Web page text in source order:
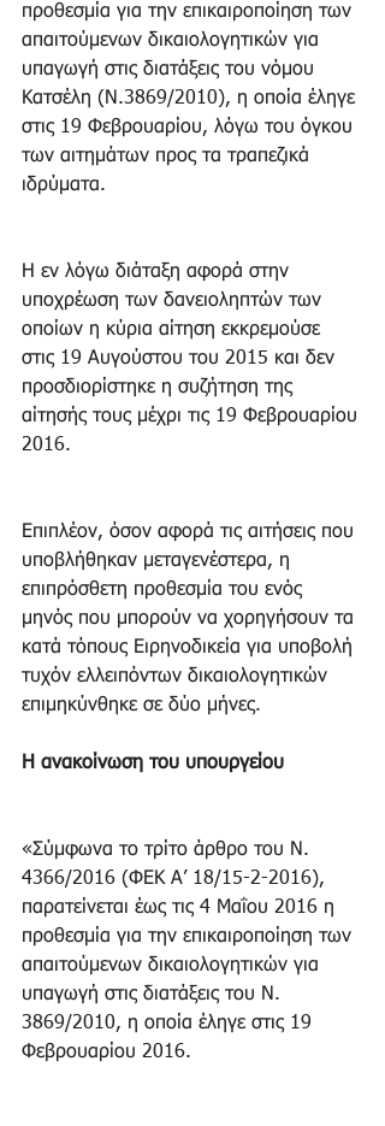
προθεσμία για την επικαιροποίηση των
απαιτούμενων δικαιολογητικών για
υπαγωγή στις διατάξεις του νόμου
Κατσέλη (Ν.3869/2010), η οποία έληγε
στις 19 Φεβρουαρίου, λόγω του όγκου
των αιτημάτων προς τα τραπεζικά
ιδρύματα.
Η εν λόγω διάταξη αφορά στην
υποχρέωση των δανειοληπτών των
οποίων η κύρια αίτηση εκκρεμούσε
στις 19 Αυγούστου του 2015 και δεν
προσδιορίστηκε η συζήτηση της
αίτησής τους μέχρι τις 19 Φεβρουαρίου
2016.
Επιπλέον, όσον αφορά τις αιτήσεις που
υποβλήθηκαν μεταγενέστερα, η
επιπρόσθετη προθεσμία του ενός
μηνός που μπορούν να χορηγήσουν τα
κατά τόπους Ειρηνοδικεία για υποβολή
τυχόν ελλειπόντων δικαιολογητικών
επιμηκύνθηκε σε δύο μήνες.
Η ανακοίνωση του υπουργείου
«Σύμφωνα το τρίτο άρθρο του Ν.
4366/2016 (ΦΕΚ Α’ 18/15-2-2016),
παρατείνεται έως τις 4 Μαΐου 2016 η
προθεσμία για την επικαιροποίηση των
απαιτούμενων δικαιολογητικών για
υπαγωγή στις διατάξεις του Ν.
3869/2010, η οποία έληγε στις 19
Φεβρουαρίου 2016.